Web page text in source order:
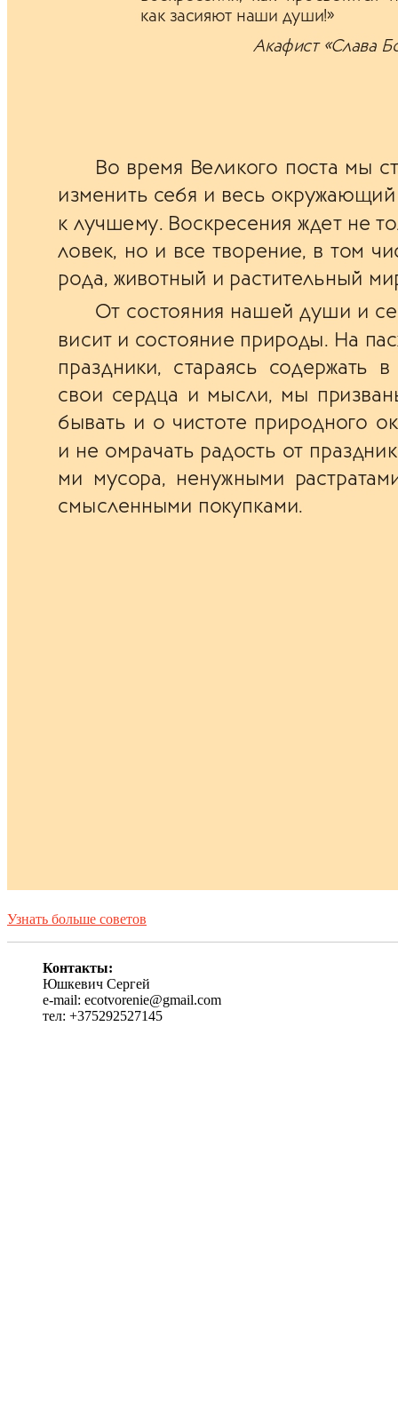
Узнать больше советов
Контакты:
Юшкевич Сергей
e-mail: ecotvorenie@gmail.com
тел: +375292527145